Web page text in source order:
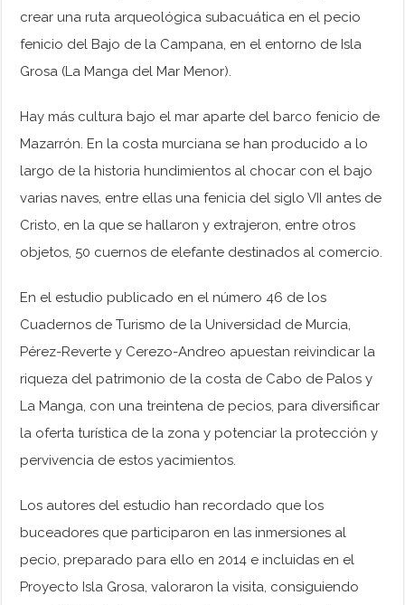
crear una ruta arqueológica subacuática en el pecio
fenicio del Bajo de la Campana, en el entorno de Isla
Grosa (La Manga del Mar Menor).
Hay más cultura bajo el mar aparte del barco fenicio de
Mazarrón. En la costa murciana se han producido a lo
largo de la historia hundimientos al chocar con el bajo
varias naves, entre ellas una fenicia del siglo VII antes de
Cristo, en la que se hallaron y extrajeron, entre otros
objetos, 50 cuernos de elefante destinados al comercio.
En el estudio publicado en el número 46 de los
Cuadernos de Turismo de la Universidad de Murcia,
Pérez-Reverte y Cerezo-Andreo apuestan reivindicar la
riqueza del patrimonio de la costa de Cabo de Palos y
La Manga, con una treintena de pecios, para diversificar
la oferta turística de la zona y potenciar la protección y
pervivencia de estos yacimientos.
Los autores del estudio han recordado que los
buceadores que participaron en las inmersiones al
pecio, preparado para ello en 2014 e incluidas en el
Proyecto Isla Grosa, valoraron la visita, consiguiendo